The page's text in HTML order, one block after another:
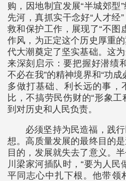
购，因地制宜发展“半城郊型
先河，真抓实干念好“人才经
救和保护工作，展现了“不图
作风，为正定这个历史厚重
代大潮奠定了坚实基础。这
来深刻启示：要把握好潜绩
不必在我”的精神境界和“功成
多做打基础、利长远的事，
比，不搞劳民伤财的“形象工
到对历史和人民负责。
必须坚持为民造福，践
想。高质量发展的最终目的
目的，发展就失去了意义。
川梁家河插队时，“要为人民
平同志心中扎下根。他带领